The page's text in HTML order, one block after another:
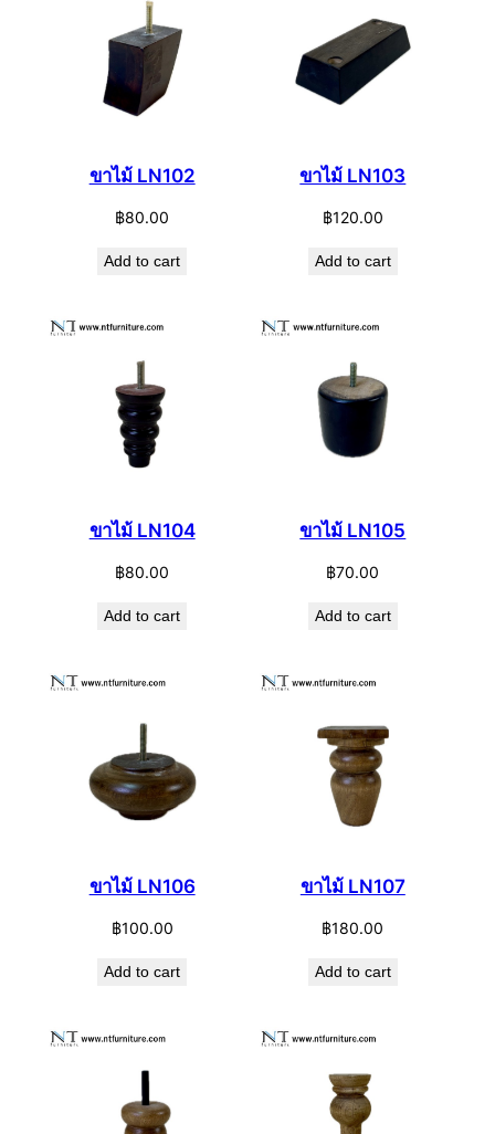
ขาไม้ LN102
฿80.00
Add to cart
ขาไม้ LN103
฿120.00
Add to cart
ขาไม้ LN104
฿80.00
Add to cart
ขาไม้ LN105
฿70.00
Add to cart
ขาไม้ LN106
฿100.00
Add to cart
ขาไม้ LN107
฿180.00
Add to cart